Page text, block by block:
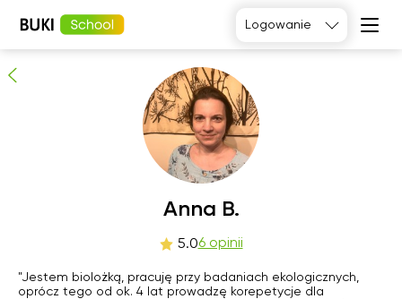
Matematyka
Język polski
Język
angielski
Język
francuski
Język
Logowanie
Anna B. 6 osób poleca
Anna B.
5.06 opinii
"Jestem biolożką, pracuję przy badaniach ekologicznych,
oprócz tego od ok. 4 lat prowadzę korepetycje dla
pią
sob